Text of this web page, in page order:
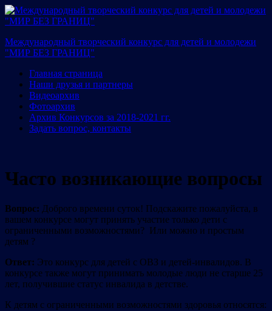
Международный творческий конкурс для детей и молодежи
"МИР БЕЗ ГРАНИЦ"
Главная страница
Наши друзья и партнеры
Видеоархив
Фотоархив
Архив Конкурсов за 2018-2021 гг.
Задать вопрос, контакты
Часто возникающие вопросы
Вопрос: Доброго времени суток! Подскажите пожалуйста, в
вашем конкурсе могут принять участие только дети с
ограниченными возможностями? Или можно и простым
детям ?
Ответ: Это конкурс для детей с ОВЗ и детей-инвалидов. В
конкурсе также могут принимать молодые люди не старше 25
лет, получившие статус инвалида в детстве.
К детям с ограниченными возможностями здоровья относятся: